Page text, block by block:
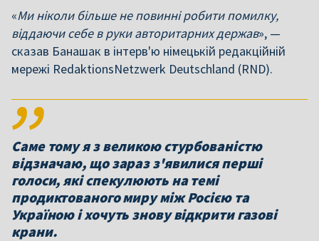
«Ми ніколи більше не повинні робити помилку,
віддаючи себе в руки авторитарних держав», —
сказав Банашак в інтерв'ю німецькій редакційній
мережі RedaktionsNetzwerk Deutschland (RND).
Саме тому я з великою стурбованістю
відзначаю, що зараз з'явилися перші
голоси, які спекулюють на темі
продиктованого миру між Росією та
Україною і хочуть знову відкрити газові
крани.